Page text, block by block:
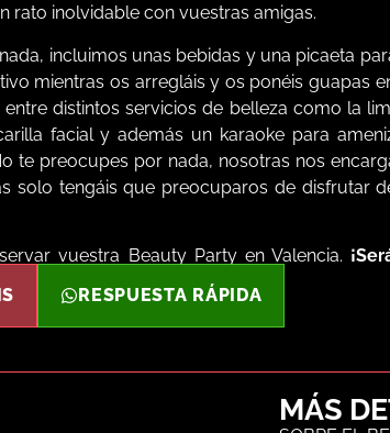
rato inolvidable con vuestras amigas.
incluimos unas bebidas y una picaeta
mientras os arregláis y os ponéis guapas
distintos servicios de belleza como la
facial y además un karaoke para
te preocupes por nada, nosotras nos
solo tengáis que preocuparos de disfrutar
vuestra Beauty Party en Valencia.
RESPUESTA RÁPIDA
MÁS